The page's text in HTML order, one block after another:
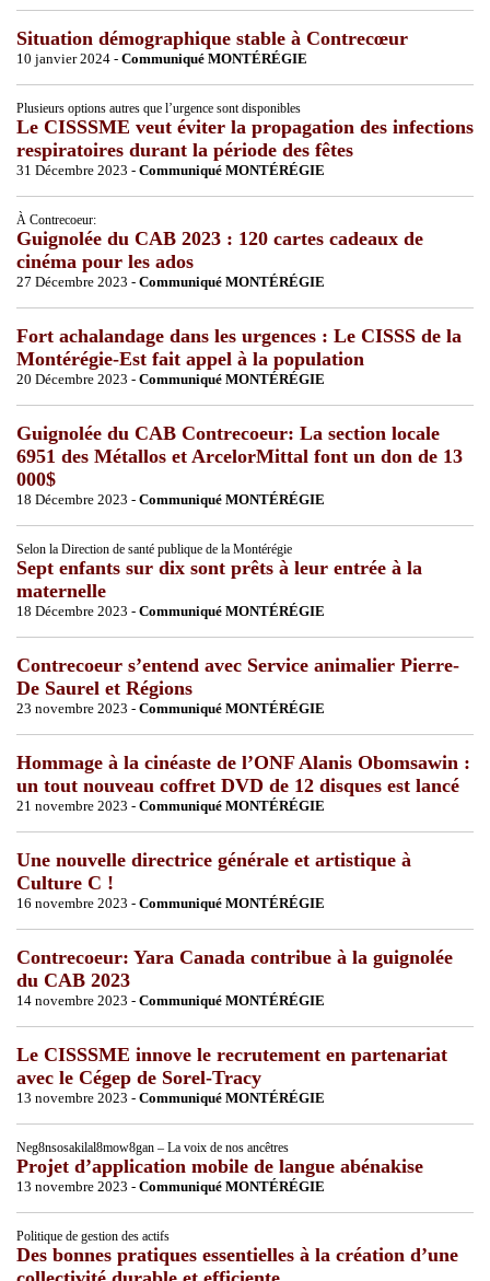
Situation démographique stable à Contrecœur
10 janvier 2024 - Communiqué MONTÉRÉGIE
Plusieurs options autres que l’urgence sont disponibles
Le CISSSME veut éviter la propagation des infections
respiratoires durant la période des fêtes
31 Décembre 2023 - Communiqué MONTÉRÉGIE
À Contrecoeur:
Guignolée du CAB 2023 : 120 cartes cadeaux de
cinéma pour les ados
27 Décembre 2023 - Communiqué MONTÉRÉGIE
Fort achalandage dans les urgences : Le CISSS de la
Montérégie-Est fait appel à la population
20 Décembre 2023 - Communiqué MONTÉRÉGIE
Guignolée du CAB Contrecoeur: La section locale
6951 des Métallos et ArcelorMittal font un don de 13
000$
18 Décembre 2023 - Communiqué MONTÉRÉGIE
Selon la Direction de santé publique de la Montérégie
Sept enfants sur dix sont prêts à leur entrée à la
maternelle
18 Décembre 2023 - Communiqué MONTÉRÉGIE
Contrecoeur s’entend avec Service animalier Pierre-
De Saurel et Régions
23 novembre 2023 - Communiqué MONTÉRÉGIE
Hommage à la cinéaste de l’ONF Alanis Obomsawin :
un tout nouveau coffret DVD de 12 disques est lancé
21 novembre 2023 - Communiqué MONTÉRÉGIE
Une nouvelle directrice générale et artistique à
Culture C !
16 novembre 2023 - Communiqué MONTÉRÉGIE
Contrecoeur: Yara Canada contribue à la guignolée
du CAB 2023
14 novembre 2023 - Communiqué MONTÉRÉGIE
Le CISSSME innove le recrutement en partenariat
avec le Cégep de Sorel-Tracy
13 novembre 2023 - Communiqué MONTÉRÉGIE
Neg8nsosakilal8mow8gan – La voix de nos ancêtres
Projet d’application mobile de langue abénakise
13 novembre 2023 - Communiqué MONTÉRÉGIE
Politique de gestion des actifs
Des bonnes pratiques essentielles à la création d’une